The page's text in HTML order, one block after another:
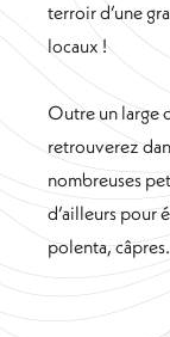
terroir d’une
locaux !
Outre un large
retrouverez
nombreuses
d’ailleurs pour
polenta,